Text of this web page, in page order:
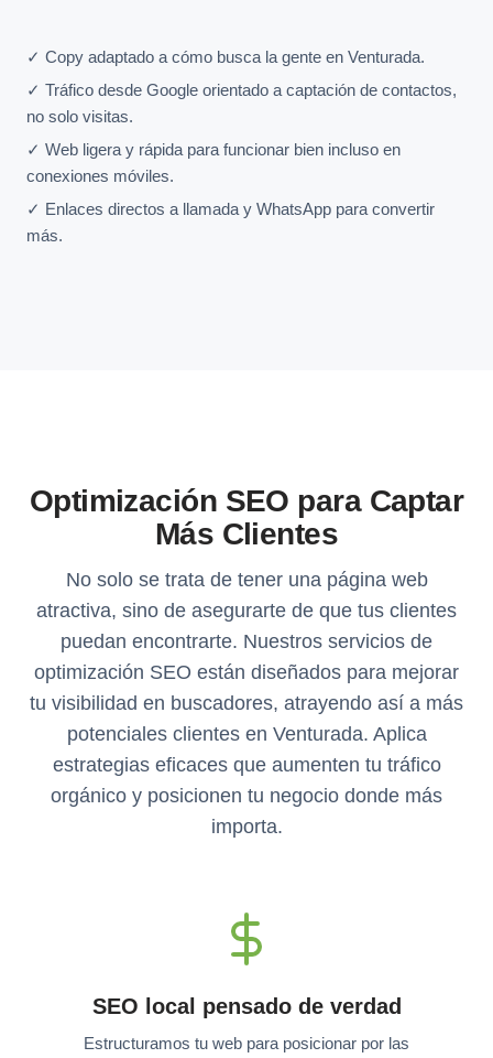
✓ Copy adaptado a cómo busca la gente en Venturada.
✓ Tráfico desde Google orientado a captación de contactos,
no solo visitas.
✓ Web ligera y rápida para funcionar bien incluso en
conexiones móviles.
✓ Enlaces directos a llamada y WhatsApp para convertir
más.
Optimización SEO para Captar
Más Clientes
No solo se trata de tener una página web
atractiva, sino de asegurarte de que tus clientes
puedan encontrarte. Nuestros servicios de
optimización SEO están diseñados para mejorar
tu visibilidad en buscadores, atrayendo así a más
potenciales clientes en Venturada. Aplica
estrategias eficaces que aumenten tu tráfico
orgánico y posicionen tu negocio donde más
importa.
SEO local pensado de verdad
Estructuramos tu web para posicionar por las